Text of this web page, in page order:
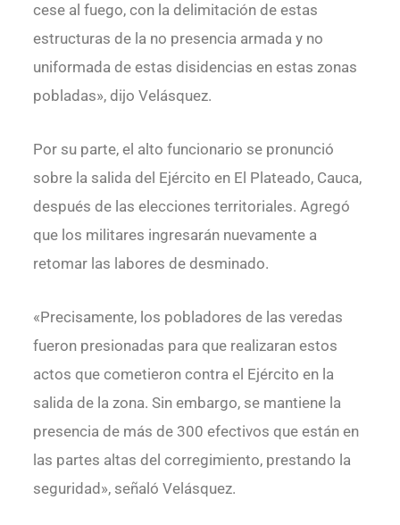
cese al fuego, con la delimitación de estas
estructuras de la no presencia armada y no
uniformada de estas disidencias en estas zonas
pobladas», dijo Velásquez.
Por su parte, el alto funcionario se pronunció
sobre la salida del Ejército en El Plateado, Cauca,
después de las elecciones territoriales. Agregó
que los militares ingresarán nuevamente a
retomar las labores de desminado.
«Precisamente, los pobladores de las veredas
fueron presionadas para que realizaran estos
actos que cometieron contra el Ejército en la
salida de la zona. Sin embargo, se mantiene la
presencia de más de 300 efectivos que están en
las partes altas del corregimiento, prestando la
seguridad», señaló Velásquez.